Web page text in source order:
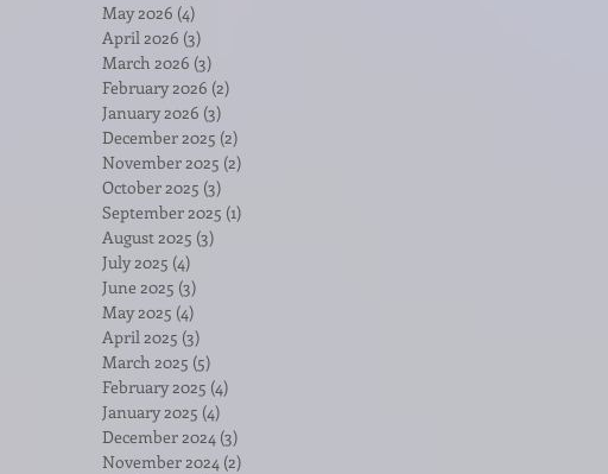
May 2026 (4)
April 2026 (3)
March 2026 (3)
February 2026 (2)
January 2026 (3)
December 2025 (2)
November 2025 (2)
October 2025 (3)
September 2025 (1)
August 2025 (3)
July 2025 (4)
June 2025 (3)
May 2025 (4)
April 2025 (3)
March 2025 (5)
February 2025 (4)
January 2025 (4)
December 2024 (3)
November 2024 (2)